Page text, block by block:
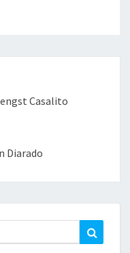
Casalito
Diarado